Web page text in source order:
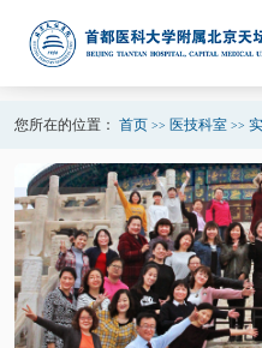
您所在的位置： 首页 >> 医技科室>>